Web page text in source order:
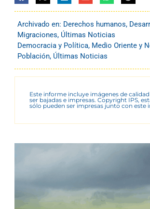
Archivado en: Derechos humanos,
Migraciones, Últimas Noticias
Democracia y Política, Medio Oriente y
Población, Últimas Noticias
Este informe incluye imágenes de
ser bajadas e impresas. Copyright IPS,
sólo pueden ser impresas junto con este